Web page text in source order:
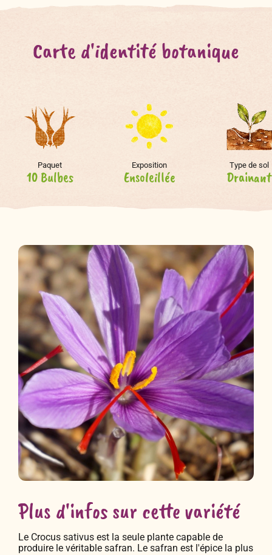
Carte d'identité botanique
Paquet
10 Bulbes
Exposition
Ensoleillée
Type de sol
Drainant
Plus d'infos sur cette variété
Le Crocus sativus est la seule plante capable de
produire le véritable safran. Le safran est l'épice la plus